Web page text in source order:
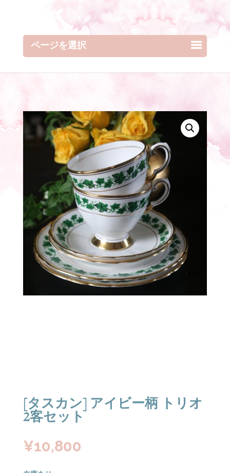
ページを選択
[タスカン] アイビー柄 トリオ
2客セット
¥10,800